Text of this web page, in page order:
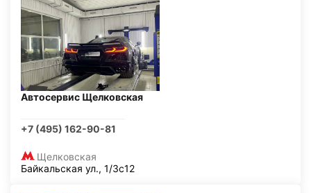
Автосервис Щелковская
+7 (495) 162-90-81
Щелковская
Байкальская ул., 1/3с12